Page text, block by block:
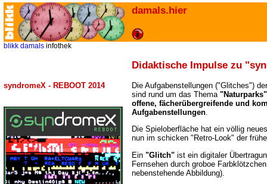
damals.hier
blikk damals infothek
Didaktische Impulse zu
syndromeX - REBOOT 2014
Die Aufgabenstellungen ("Glitches")
sind rund um das Thema "Naturparks"
offene, fächerübergreifende und
Aufgabenstellungen.
Die Spieloberfläche hat ein völlig
nun im schicken "Retro-Look" der
Ein "Glitch" ist ein digitaler
Fernsehen durch groboe
nebenstehende Abbildung).